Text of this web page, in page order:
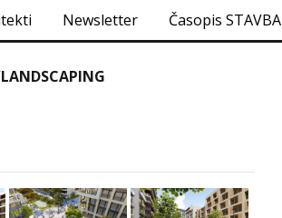
Newsletter Časopis STAVBA